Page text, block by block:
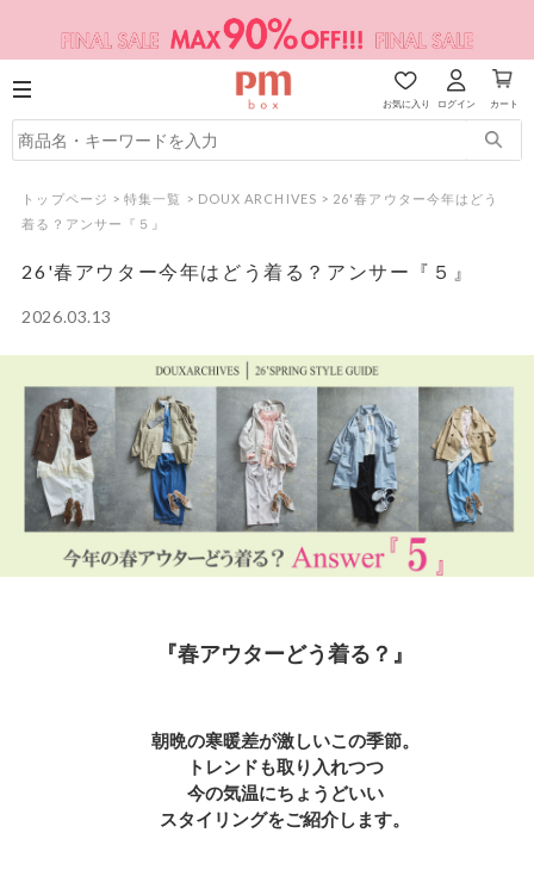
お気に入り ログイン カート
トップページ > 特集一覧 > DOUX ARCHIVES > 26'春アウター今年はどう
着る？アンサー『５』
26'春アウター今年はどう着る？アンサー『５』
2026.03.13
『春アウターどう着る？』
朝晩の寒暖差が激しいこの季節。
トレンドも取り入れつつ
今の気温にちょうどいい
スタイリングをご紹介します。